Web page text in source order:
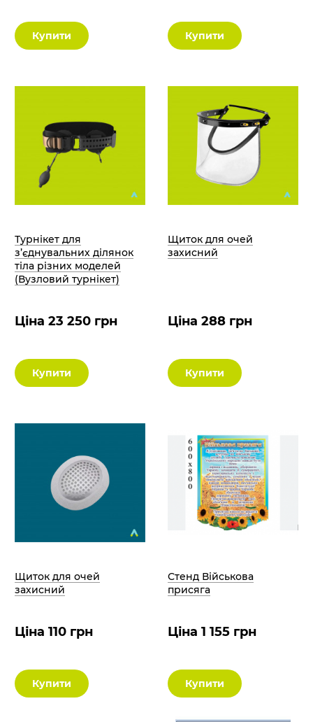
Купити Купити
Турнікет для
з’єднувальних ділянок
тіла різних моделей
(Вузловий турнікет)
Ціна 23 250 грн
Купити
Щиток для очей
захисний
Ціна 288 грн
Купити
Щиток для очей
захисний
Ціна 110 грн
Купити
Стенд Військова
присяга
Ціна 1 155 грн
Купити